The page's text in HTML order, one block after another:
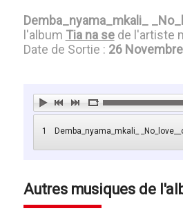
Demba_nyama_mkali_
l'album Tia na sede l'artiste
Date de Sortie : 26
1 Demba_nyama_mkali_
Autres musiques de